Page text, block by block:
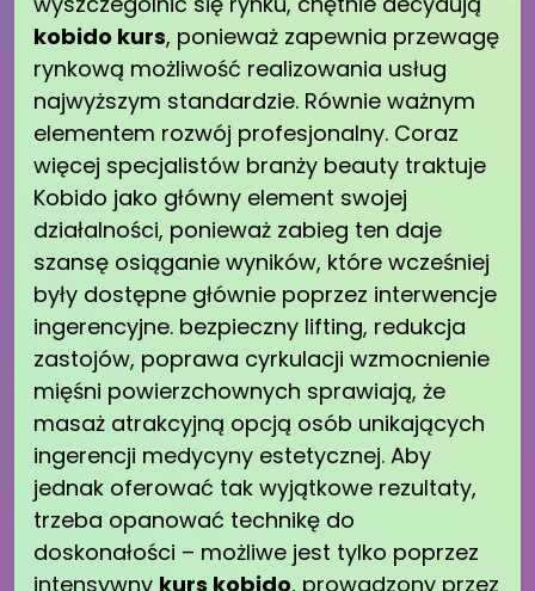
kobido kurs, ponieważ zapewnia przewagę
rynkową możliwość realizowania usług
najwyższym standardzie. Równie ważnym
elementem rozwój profesjonalny. Coraz
więcej specjalistów branży beauty traktuje
Kobido jako główny element swojej
działalności, ponieważ zabieg ten daje
szansę osiąganie wyników, które wcześniej
były dostępne głównie poprzez interwencje
ingerencyjne. bezpieczny lifting, redukcja
zastojów, poprawa cyrkulacji wzmocnienie
mięśni powierzchownych sprawiają, że
masaż atrakcyjną opcją osób unikających
ingerencji medycyny estetycznej. Aby
jednak oferować tak wyjątkowe rezultaty,
trzeba opanować technikę do
doskonałości – możliwe jest tylko poprzez
intensywny kurs kobido, prowadzony przez